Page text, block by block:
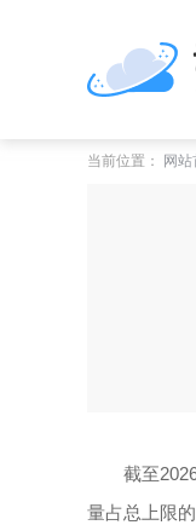
当前位置： 网
截至
量占总上限